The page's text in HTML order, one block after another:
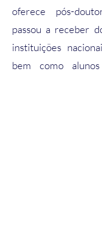
oferece pós-
passou a receber
instituições
bem como